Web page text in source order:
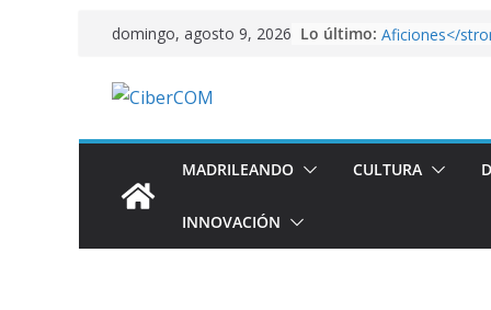
Saltar
contenido
domingo, agosto 9, 2026 Lo último:
Aficiones</
<strong>El
MADRILEANDO CULTURA
INNOVACIÓN